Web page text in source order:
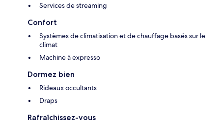
Services de streaming
Confort
Systèmes de climatisation et de chauffage basés sur le
climat
Machine à expresso
Dormez bien
Rideaux occultants
Draps
Rafraîchissez-vous